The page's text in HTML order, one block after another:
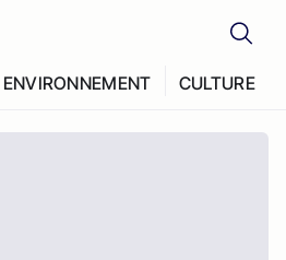
ENVIRONNEMENT CULTURE